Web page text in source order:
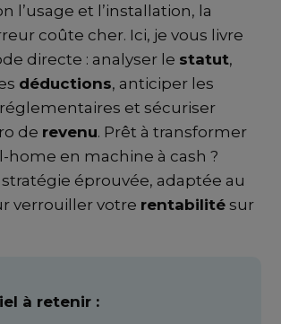
l’usage et l’installation, la
coûte cher. Ici, je vous livre
directe : analyser le statut,
déductions, anticiper les
et sécuriser
de revenu. Prêt à transformer
home en machine à cash ?
éprouvée, adaptée au
verrouiller votre rentabilité sur
à retenir :